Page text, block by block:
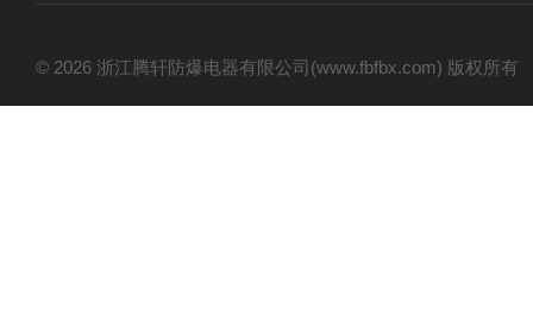
© 2026 浙江腾轩防爆电器有限公司(www.fbfbx.com) 版权所